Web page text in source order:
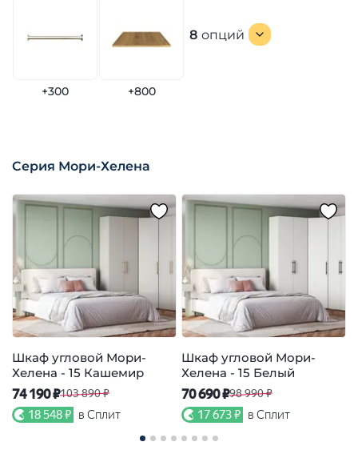
+300 +800
8 опций
Серия Мори-Хелена
Шкаф угловой Мори-
Хелена - 15 Кашемир
74 190 ₽103 890 ₽
18 548 ₽ в Сплит
Шкаф угловой Мори-
Хелена - 15 Белый
70 690 ₽98 990 ₽
17 673 ₽ в Сплит